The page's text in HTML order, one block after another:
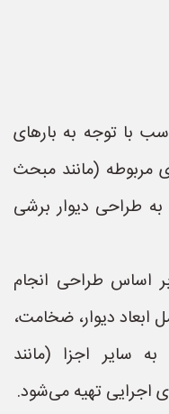
با توجه به بارهای
مربوطه (مانند مبحث
طراحی دیوار برشی
اساس طراحی انجام
دیوار، ضخامت،
سایر اجزا (مانند
اجرایی تهیه می‌شود.